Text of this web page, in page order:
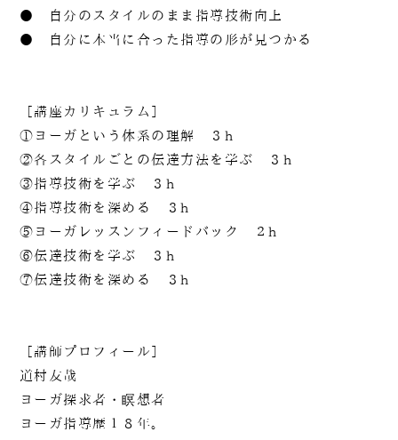
● 自分のスタイルのまま指導技術向上
● 自分に本当に合った指導の形が見つかる
［講座カリキュラム］
①ヨーガという体系の理解 ３h
②各スタイルごとの伝達方法を学ぶ ３h
③指導技術を学ぶ ３h
④指導技術を深める ３h
⑤ヨーガレッスンフィードバック ２h
⑥伝達技術を学ぶ ３h
⑦伝達技術を深める ３h
［講師プロフィール］
道村友哉
ヨーガ探求者・瞑想者
ヨーガ指導歴１８年。